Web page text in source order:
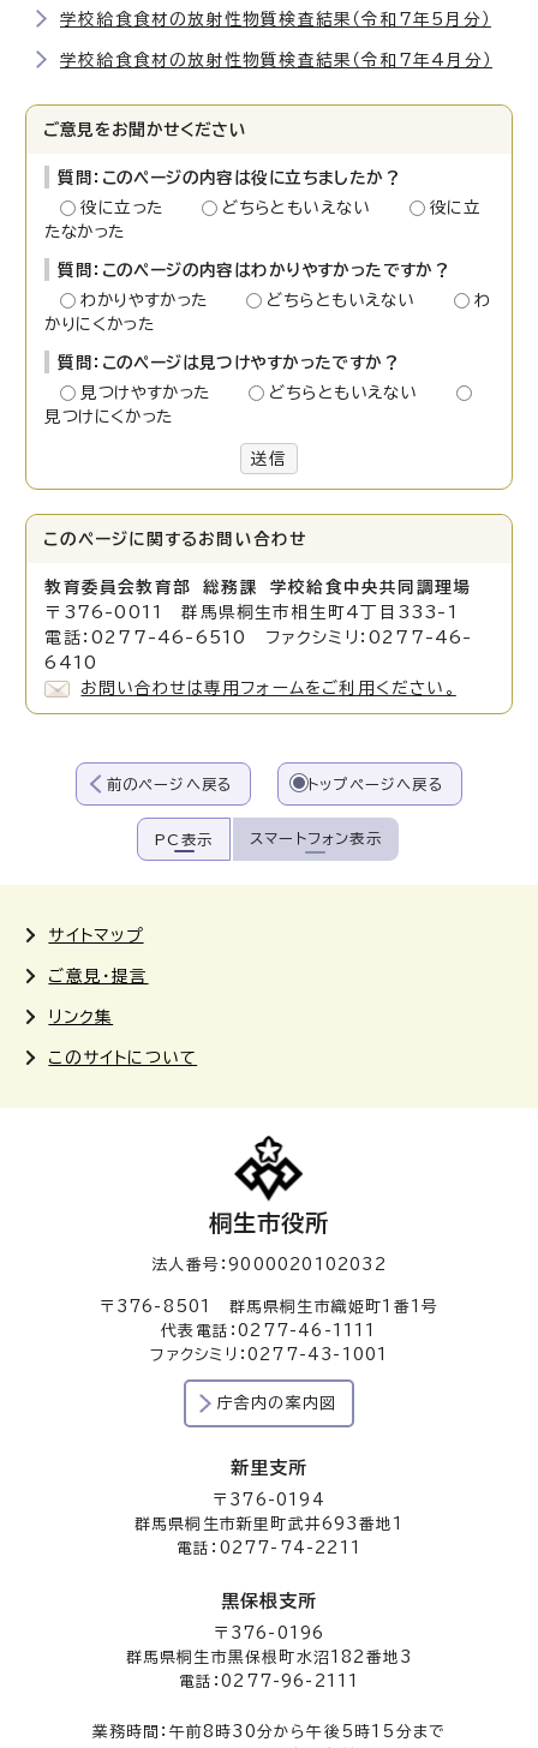
学校給食食材の放射性物質検査結果（令和7年5月分）
学校給食食材の放射性物質検査結果（令和7年4月分）
ご意見をお聞かせください
質問：このページの内容は役に立ちましたか？
役に立った
どちらともいえない
役に立
たなかった
質問：このページの内容はわかりやすかったですか？
わかりやすかった
どちらともいえない
わ
かりにくかった
質問：このページは見つけやすかったですか？
見つけやすかった
どちらともいえない
見つけにくかった
送信
このページに関する お問い合わせ
教育委員会教育部 総務課 学校給食中央共同調理場
〒376-0011 群馬県桐生市相生町4丁目333-1
電話：0277-46-6510 ファクシミリ：0277-46-
6410
お問い合わせは専用フォームをご利用ください。
前のページへ戻る トップページへ戻る
PC表示 スマートフォン表示
サイトマップ
ご意見・提言
リンク集
このサイトについて
桐生市役所
法人番号：9000020102032
〒376-8501 群馬県桐生市織姫町1番1号
代表電話：0277-46-1111
ファクシミリ：0277-43-1001
庁舎内の案内図
新里支所
〒376-0194
群馬県桐生市新里町武井693番地1
電話：0277-74-2211
黒保根支所
〒376-0196
群馬県桐生市黒保根町水沼182番地3
電話：0277-96-2111
業務時間：午前8時30分から午後5時15分まで